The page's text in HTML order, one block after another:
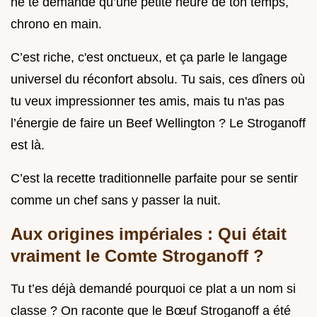
chrono en main.
C’est riche, c'est onctueux, et ça parle le langage
universel du réconfort absolu. Tu sais, ces dîners où
tu veux impressionner tes amis, mais tu n'as pas
l’énergie de faire un Beef Wellington ? Le Stroganoff
est là.
C’est la recette traditionnelle parfaite pour se sentir
comme un chef sans y passer la nuit.
Aux origines impériales : Qui était
vraiment le Comte Stroganoff ?
Tu t’es déjà demandé pourquoi ce plat a un nom si
classe ? On raconte que le Bœuf Stroganoff a été